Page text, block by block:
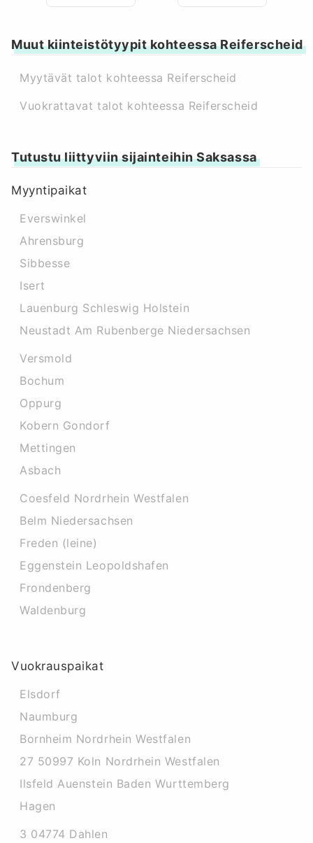
Muut kiinteistötyypit kohteessa Reiferscheid
Myytävät talot kohteessa Reiferscheid
Vuokrattavat talot kohteessa Reiferscheid
Tutustu liittyviin sijainteihin Saksassa
Myyntipaikat
Everswinkel
Ahrensburg
Sibbesse
Isert
Lauenburg Schleswig Holstein
Neustadt Am Rubenberge Niedersachsen
Versmold
Bochum
Oppurg
Kobern Gondorf
Mettingen
Asbach
Coesfeld Nordrhein Westfalen
Belm Niedersachsen
Freden (leine)
Eggenstein Leopoldshafen
Frondenberg
Waldenburg
Vuokrauspaikat
Elsdorf
Naumburg
Bornheim Nordrhein Westfalen
27 50997 Koln Nordrhein Westfalen
Ilsfeld Auenstein Baden Wurttemberg
Hagen
3 04774 Dahlen